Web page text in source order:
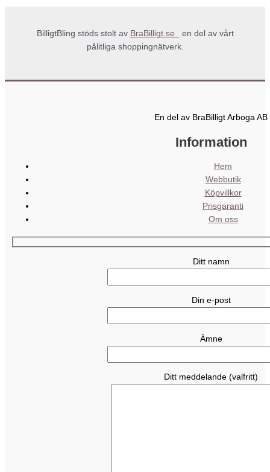
BilligtBling stöds stolt av BraBilligt.se
en del av vårt
pålitliga shoppingnätverk.
En del av BraBilligt Arboga AB
Information
Hem
Webbutik
Köpvillkor
Prisgaranti
Om oss
Ditt namn
Din e-post
Ämne
Ditt meddelande (valfritt)